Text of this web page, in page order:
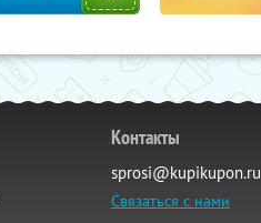
Контакты
sprosi@kupikupon.ru
Связаться с нами